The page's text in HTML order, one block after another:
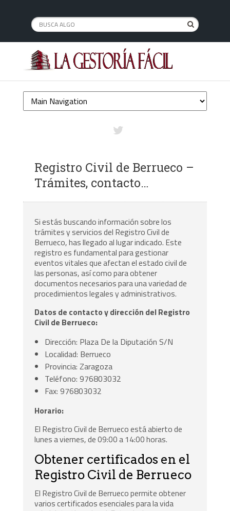
Registro Civil de Berrueco –
Trámites, contacto…
Si estás buscando información sobre los
trámites y servicios del Registro Civil de
Berrueco, has llegado al lugar indicado. Este
registro es fundamental para gestionar
eventos vitales que afectan el estado civil de
las personas, así como para obtener
documentos necesarios para una variedad de
procedimientos legales y administrativos.
Datos de contacto y dirección del Registro
Civil de Berrueco:
Dirección: Plaza De la Diputación S/N
Localidad: Berrueco
Provincia: Zaragoza
Teléfono: 976803032
Fax: 976803032
Horario:
El Registro Civil de Berrueco está abierto de
lunes a viernes, de 09:00 a 14:00 horas.
Obtener certificados en el
Registro Civil de Berrueco
El Registro Civil de Berrueco permite obtener
varios certificados esenciales para la vida